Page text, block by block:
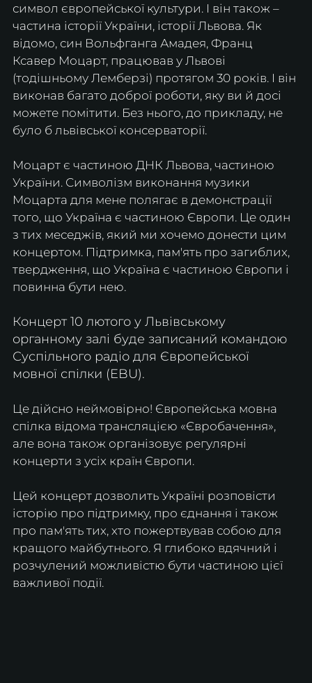
символ європейської культури. І він також –
частина історії України, історії Львова. Як
відомо, син Вольфганга Амадея, Франц
Ксавер Моцарт, працював у Львові
(тодішньому Лемберзі) протягом 30 років. І він
виконав багато доброї роботи, яку ви й досі
можете помітити. Без нього, до прикладу, не
було б львівської консерваторії.
Моцарт є частиною ДНК Львова, частиною
України. Символізм виконання музики
Моцарта для мене полягає в демонстрації
того, що Україна є частиною Європи. Це один
з тих меседжів, який ми хочемо донести цим
концертом. Підтримка, пам'ять про загиблих,
твердження, що Україна є частиною Європи і
повинна бути нею.
Концерт 10 лютого у Львівському
органному залі буде записаний командою
Суспільного радіо для Європейської
мовної спілки (EBU).
Це дійсно неймовірно! Європейська мовна
спілка відома трансляцією «Євробачення»,
але вона також організовує регулярні
концерти з усіх країн Європи.
Цей концерт дозволить Україні розповісти
історію про підтримку, про єднання і також
про пам'ять тих, хто пожертвував собою для
кращого майбутнього. Я глибоко вдячний і
розчулений можливістю бути частиною цієї
важливої події.